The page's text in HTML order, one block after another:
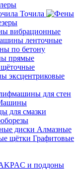
Точила
для стен
Алмазные
Графитовые
и поддоны